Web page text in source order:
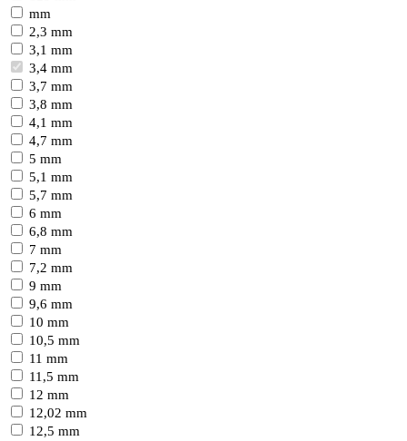
mm
2,3 mm
3,1 mm
3,4 mm
3,7 mm
3,8 mm
4,1 mm
4,7 mm
5 mm
5,1 mm
5,7 mm
6 mm
6,8 mm
7 mm
7,2 mm
9 mm
9,6 mm
10 mm
10,5 mm
11 mm
11,5 mm
12 mm
12,02 mm
12,5 mm